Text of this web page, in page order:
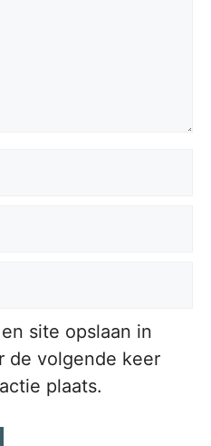
site opslaan in
de volgende keer
plaats.